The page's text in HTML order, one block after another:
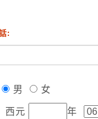
:
男 女
西元 年